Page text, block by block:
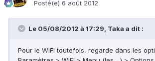
Posté(e) 6 août 2012
Le 05/08/2012 à 17:29, Taka a dit :
Pour le WiFi toutefois, regarde dans les